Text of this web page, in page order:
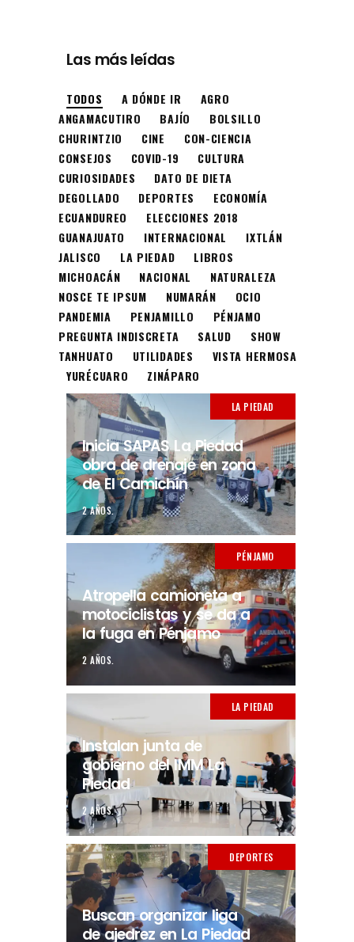
Las más leídas
TODOS A DÓNDE IR
AGRO
ANGAMACUTIRO
BAJÍO
BOLSILLO
CHURINTZIO
CINE
CON-CIENCIA
CONSEJOS
COVID-19
CULTURA
CURIOSIDADES
DATO DE DIETA
DEGOLLADO
DEPORTES
ECONOMÍA
ECUANDUREO
ELECCIONES 2018
GUANAJUATO
INTERNACIONAL
IXTLÁN
JALISCO
LA PIEDAD
LIBROS
MICHOACÁN
NACIONAL
NATURALEZA
NOSCE TE IPSUM
NUMARÁN
OCIO
PANDEMIA
PENJAMILLO
PÉNJAMO
PREGUNTA INDISCRETA
SALUD
SHOW
TANHUATO
UTILIDADES
VISTA HERMOSA
YURÉCUARO
ZINÁPARO
LA PIEDAD
Inicia SAPAS La Piedad
obra de drenaje en zona
de El Camichín
2 AÑOS.
PÉNJAMO
Atropella camioneta a
motociclistas y se da a
la fuga en Pénjamo
2 AÑOS.
LA PIEDAD
Instalan junta de
gobierno del IMM La
Piedad
2 AÑOS.
DEPORTES
Buscan organizar liga
de ajedrez en La Piedad